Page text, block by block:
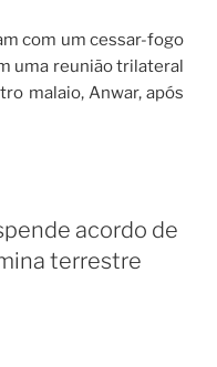
com um cessar-fogo
uma reunião trilateral
malaio, Anwar, após
acordo de
terrestre